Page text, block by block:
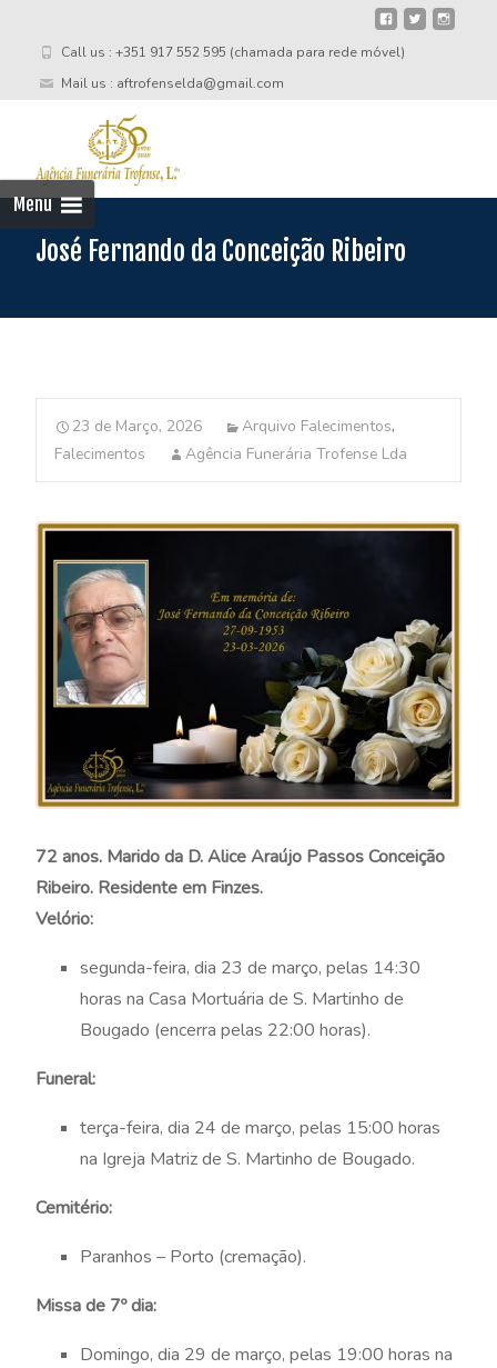
Call us : +351 917 552 595 (chamada para rede móvel)
Mail us : aftrofenselda@gmail.com
Menu
José Fernando da Conceição Ribeiro
23 de Março, 2026 Arquivo Falecimentos,
Falecimentos
Agência Funerária Trofense Lda
72 anos. Marido da D. Alice Araújo Passos Conceição
Ribeiro. Residente em Finzes.
Velório:
segunda-feira, dia 23 de março, pelas 14:30
horas na Casa Mortuária de S. Martinho de
Bougado (encerra pelas 22:00 horas).
Funeral:
terça-feira, dia 24 de março, pelas 15:00 horas
na Igreja Matriz de S. Martinho de Bougado.
Cemitério:
Paranhos – Porto (cremação).
Missa de 7º dia:
Domingo, dia 29 de março, pelas 19:00 horas na